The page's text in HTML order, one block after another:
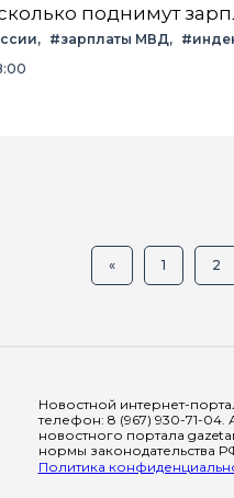
поднимут
#зарплаты МВД
« 1 2
Новостной интернет-
телефон: 8 (967) 930-71-
новостного портала
нормы законодательства
Политика